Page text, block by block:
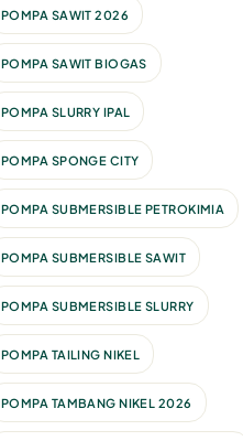
POMPA SAWIT 2026
POMPA SAWIT BIOGAS
POMPA SLURRY IPAL
POMPA SPONGE CITY
POMPA SUBMERSIBLE PETROKIMIA
POMPA SUBMERSIBLE SAWIT
POMPA SUBMERSIBLE SLURRY
POMPA TAILING NIKEL
POMPA TAMBANG NIKEL 2026